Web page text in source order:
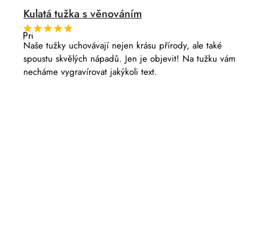
Kulatá tužka s věnováním
Průměrné
hodnocení
produktu
je
5,0
z
Naše tužky uchovávají nejen krásu přírody, ale také
spoustu skvělých nápadů. Jen je objevit! Na tužku vám
necháme vygravírovat jakýkoli text.